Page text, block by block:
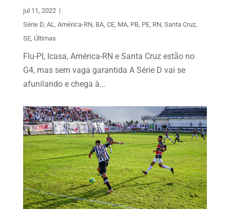
jul 11, 2022 |
Série D, AL, América-RN, BA, CE, MA, PB, PE, RN, Santa Cruz,
SE, Últimas
Flu-PI, Icasa, América-RN e Santa Cruz estão no
G4, mas sem vaga garantida A Série D vai se
afunilando e chega à...